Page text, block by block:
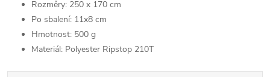
Rozměry: 250 x 170 cm
Po sbalení: 11x8 cm
Hmotnost: 500 g
Materiál: Polyester Ripstop 210T